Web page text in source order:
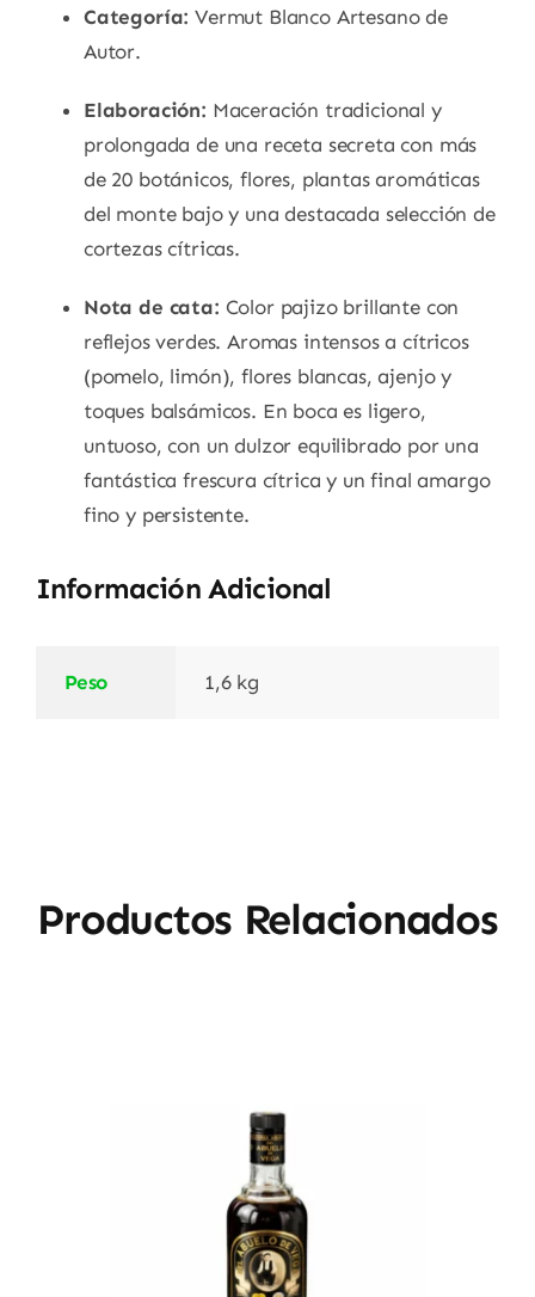
Categoría: Vermut Blanco Artesano de
Autor.
Elaboración: Maceración tradicional y
prolongada de una receta secreta con más
de 20 botánicos, flores, plantas aromáticas
del monte bajo y una destacada selección de
cortezas cítricas.
Nota de cata: Color pajizo brillante con
reflejos verdes. Aromas intensos a cítricos
(pomelo, limón), flores blancas, ajenjo y
toques balsámicos. En boca es ligero,
untuoso, con un dulzor equilibrado por una
fantástica frescura cítrica y un final amargo
fino y persistente.
Información Adicional
Peso 1,6 kg
Productos Relacionados